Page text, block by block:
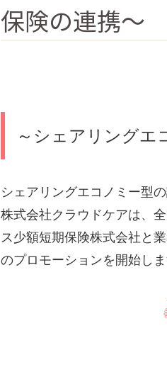
保険の連携～
～シェアリングエ
シェアリングエコノミー型
株式会社クラウドケアは、
ス少額短期保険株式会社と
のプロモーションを開始しま